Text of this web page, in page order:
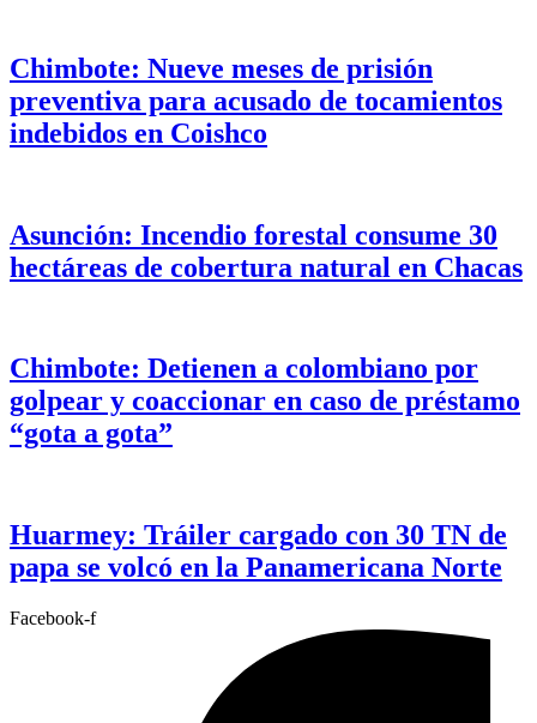
Chimbote: Nueve meses de prisión
preventiva para acusado de tocamientos
indebidos en Coishco
Asunción: Incendio forestal consume 30
hectáreas de cobertura natural en Chacas
Chimbote: Detienen a colombiano por
golpear y coaccionar en caso de préstamo
“gota a gota”
Huarmey: Tráiler cargado con 30 TN de
papa se volcó en la Panamericana Norte
Facebook-f